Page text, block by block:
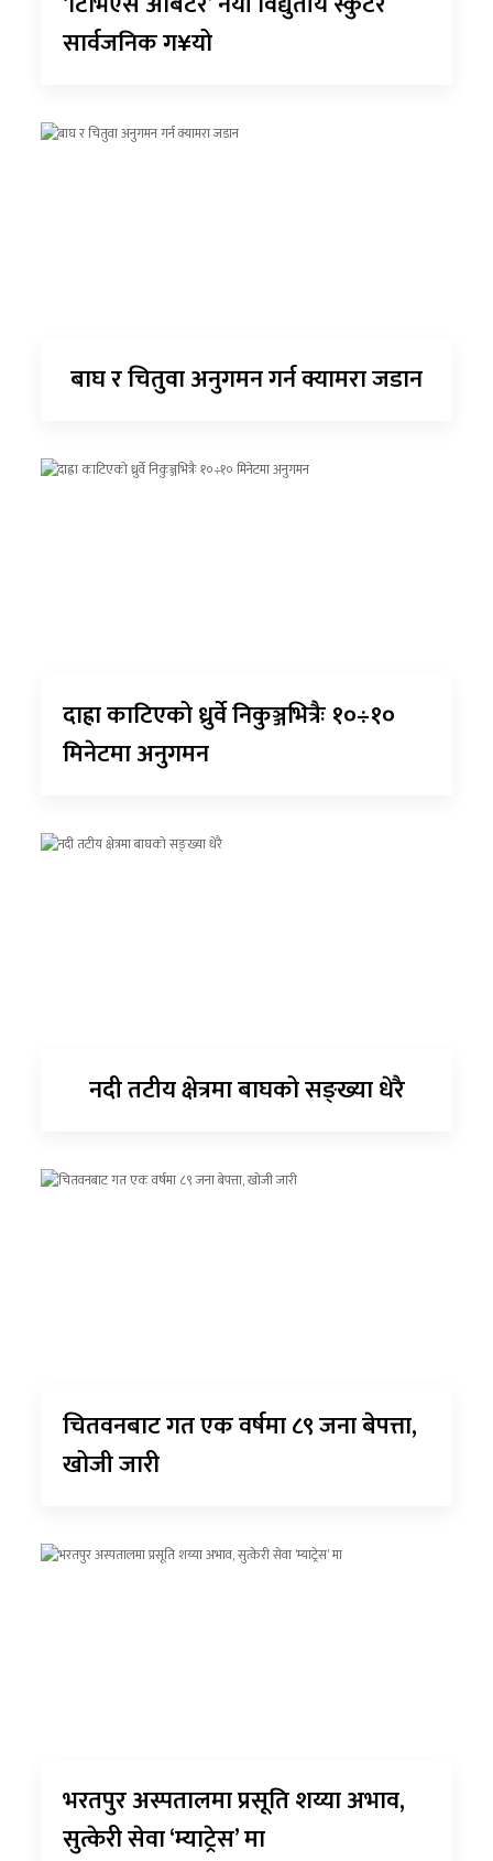
सार्वजनिक ग¥यो
बाघ र चितुवा अनुगमन गर्न क्यामरा जडान
दाह्रा काटिएको ध्रुर्वे निकुञ्जभित्रैः १०÷१०
मिनेटमा अनुगमन
नदी तटीय क्षेत्रमा बाघको सङ्ख्या धेरै
चितवनबाट गत एक वर्षमा ८९ जना बेपत्ता,
खोजी जारी
भरतपुर अस्पतालमा प्रसूति शय्या अभाव,
सुत्केरी सेवा ‘म्याट्रेस’ मा